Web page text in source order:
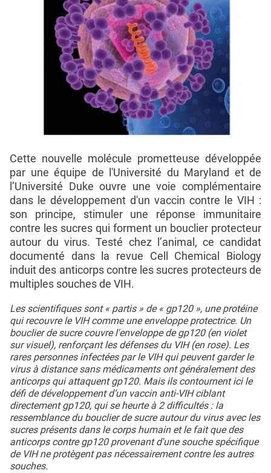
Cette nouvelle molécule prometteuse développée
par une équipe de l'Université du Maryland et de
l’Université Duke ouvre une voie complémentaire
dans le développement d'un vaccin contre le VIH :
son principe, stimuler une réponse immunitaire
contre les sucres qui forment un bouclier protecteur
autour du virus. Testé chez l’animal, ce candidat
documenté dans la revue Cell Chemical Biology
induit des anticorps contre les sucres protecteurs de
multiples souches de VIH.
Les scientifiques sont « partis » de « gp120 », une protéine
qui recouvre le VIH comme une enveloppe protectrice. Un
bouclier de sucre couvre l'enveloppe de gp120 (en violet
sur visuel), renforçant les défenses du VIH (en rose). Les
rares personnes infectées par le VIH qui peuvent garder le
virus à distance sans médicaments ont généralement des
anticorps qui attaquent gp120. Mais ils contournent ici le
défi de développement d’un vaccin anti-VIH ciblant
directement gp120, qui se heurte à 2 difficultés : la
ressemblance du bouclier de sucre autour du virus avec les
sucres présents dans le corps humain et le fait que des
anticorps contre gp120 provenant d'une souche spécifique
de VIH ne protègent pas nécessairement contre les autres
souches.